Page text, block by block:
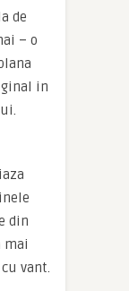
de
– o
in
din
mai
vant.